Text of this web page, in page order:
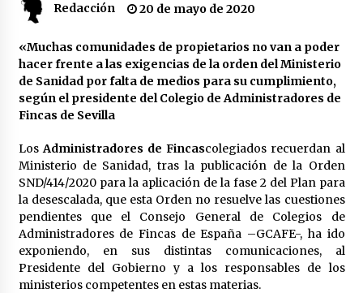
5.500 efectivos se encargarán de la seguridad
17 de mayo de 2022
Leyendas del Betis y del Sevilla vuelven al
terreno de juego en un derbi a beneficio de
Down Sevilla
13 de mayo de 2022
La Cartuja Pickman esquiva su liquidación al
no tener que pagar seis millones de euros a la
Seguridad Social
13 de mayo de 2022
¿Un «insulto» al traje de flamenca?
Semidesnudos, trasparencias y batas de cola
en la Feria de Abril
7 de mayo de 2022
Redacción 20 de mayo de 2020
«Muchas comunidades de propietarios no van a poder
hacer frente a las exigencias de la orden del Ministerio
de Sanidad por falta de medios para su cumplimiento,
según el presidente del Colegio de Administradores de
Fincas de Sevilla
LosAdministradores de Fincascolegiados recuerdan al
Ministerio de Sanidad, tras la publicación de la Orden
SND/414/2020 para la aplicación de la fase 2 del Plan para
la desescalada, que esta Orden no resuelve las cuestiones
pendientes que el Consejo General de Colegios de
Administradores de Fincas de España –GCAFE-, ha ido
exponiendo, en sus distintas comunicaciones, al
Presidente del Gobierno y a los responsables de los
ministerios competentes en estas materias.